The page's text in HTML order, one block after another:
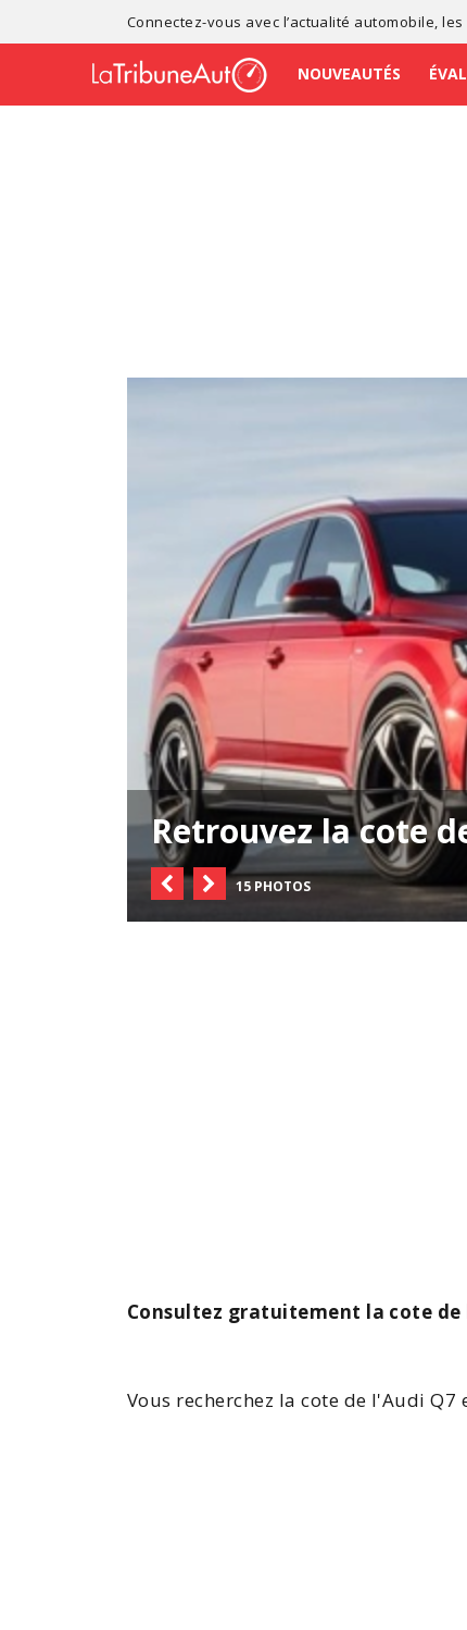
Connectez-vous avec l’actualité automobile , les
NOUVEAUTÉS
Retrouvez la cote
15 PHOTOS
Consultez gratuitement la cote de
Vous recherchez lacote de l'Audi Q7